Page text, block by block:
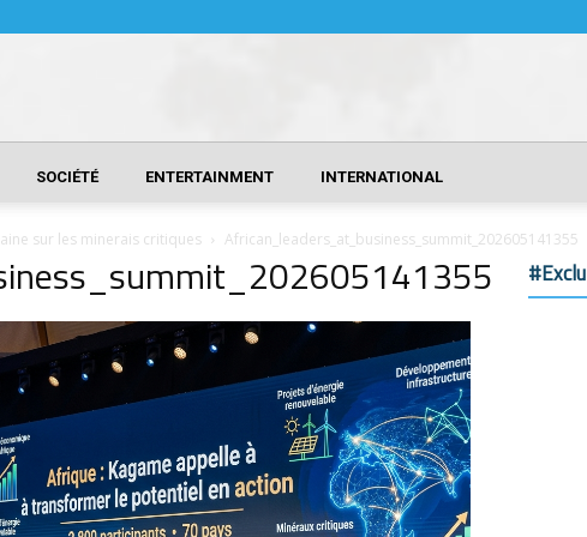
SOCIÉTÉ ENTERTAINMENT INTERNATIONAL
sur les minerais critiques African_leaders_at_business_summit_202605141355
#Exclu